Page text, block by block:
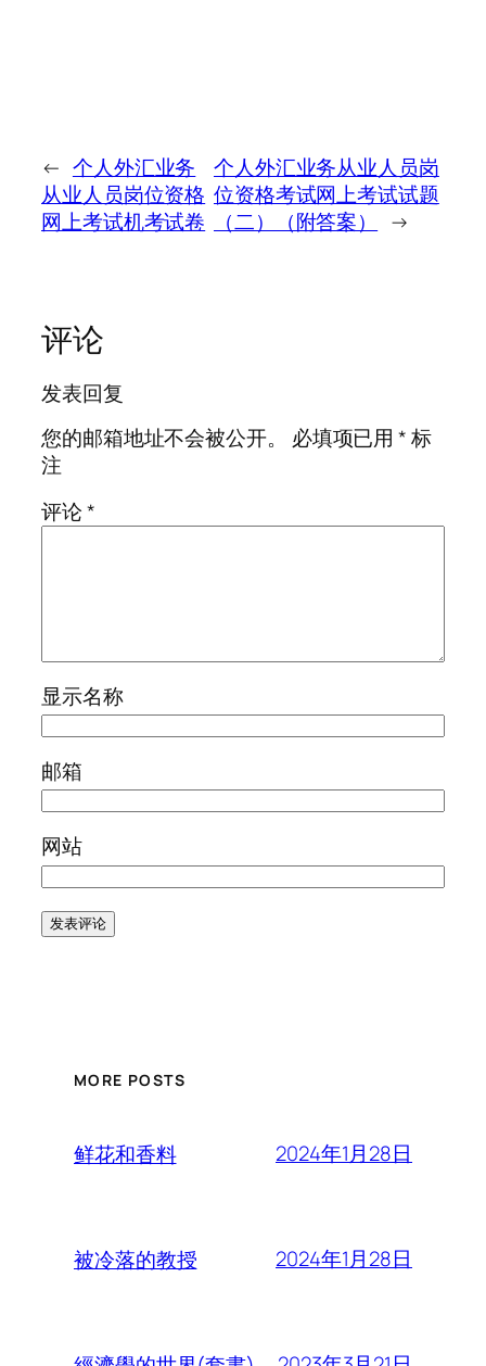
← 个人外汇业务
从业人员岗位资格
网上考试机考试卷
个人外汇业务从业人员岗
位资格考试网上考试试题
（二）（附答案）
→
评论
发表回复
您的邮箱地址不会被公开。
必填项已用*标
注
评论*
显示名称
邮箱
网站
MORE POSTS
鲜花和香料 2024年1月28日
被冷落的教授 2024年1月28日